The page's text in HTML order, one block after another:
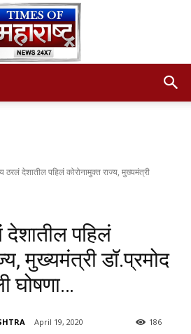
ठरलं देशातील पहिलं कोरोनामुक्त राज्य, मुख्यमंत्री
देशातील पहिलं
मुख्यमंत्री डॉ.प्रमोद
घोषणा…
April 19, 2020 186